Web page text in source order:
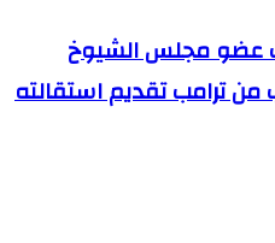
عضو مجلس الشيوخ
من ترامب تقديم استقالته